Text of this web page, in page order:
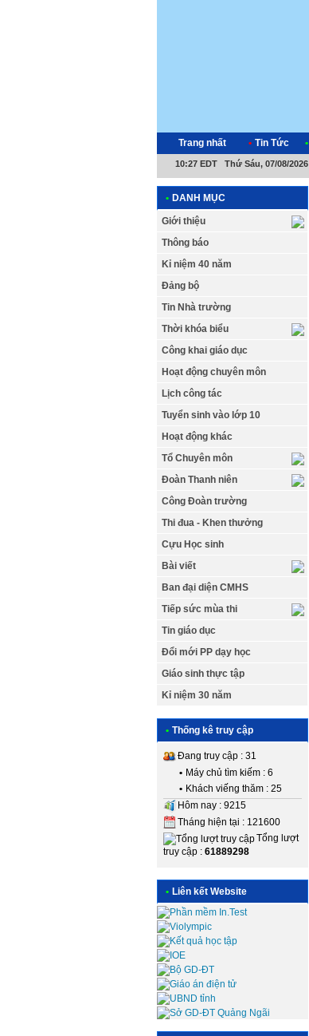
Trang nhất • Tin Tức •
10:27 EDT Thứ Sáu, 07/08/2026
• DANH MỤC
Giới thiệu
Thông báo
Kỉ niệm 40 năm
Đảng bộ
Tin Nhà trường
Thời khóa biểu
Công khai giáo dục
Hoạt động chuyên môn
Lịch công tác
Tuyển sinh vào lớp 10
Hoạt động khác
Tổ Chuyên môn
Đoàn Thanh niên
Công Đoàn trường
Thi đua - Khen thưởng
Cựu Học sinh
Bài viết
Ban đại diện CMHS
Tiếp sức mùa thi
Tin giáo dục
Đổi mới PP dạy học
Giáo sinh thực tập
Kỉ niệm 30 năm
• Thống kê truy cập
Đang truy cập : 31
• Máy chủ tìm kiếm : 6
• Khách viếng thăm : 25
Hôm nay : 9215
Tháng hiện tại : 121600
Tổng lượt
truy cập : 61889298
• Liên kết Website